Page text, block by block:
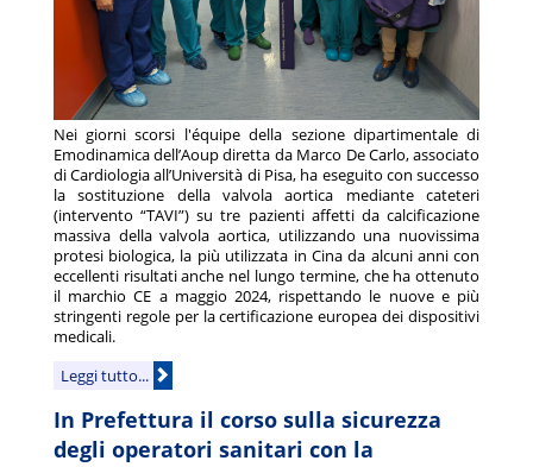
​​​​Nei giorni scorsi l'équipe della sezione dipartimentale di
Emodinamica dell’Aoup diretta da Marco De Carlo, associato
di Cardiologia all’Università di Pisa, ha eseguito con successo
la sostituzione della valvola aortica mediante cateteri
(intervento “TAVI”) su tre pazienti affetti da calcificazione
massiva della valvola aortica, utilizzando una nuovissima
protesi biologica, la più utilizzata in Cina da alcuni anni con
eccellenti risultati anche nel lungo termine, che ha ottenuto
il marchio CE a maggio 2024, rispettando le nuove e più
stringenti regole per la certificazione europea dei dispositivi
medicali.
Leggi tutto...
In Prefettura il corso sulla sicurezza
degli operatori sanitari con la